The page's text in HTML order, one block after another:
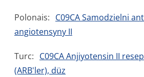
Polonais: C09CA Samodzielni
angiotensyny II
Turc: C09CA Anjiyotensin II
(ARB'ler), düz